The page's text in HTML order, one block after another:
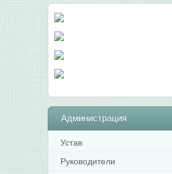
Администрация
Устав
Руководители